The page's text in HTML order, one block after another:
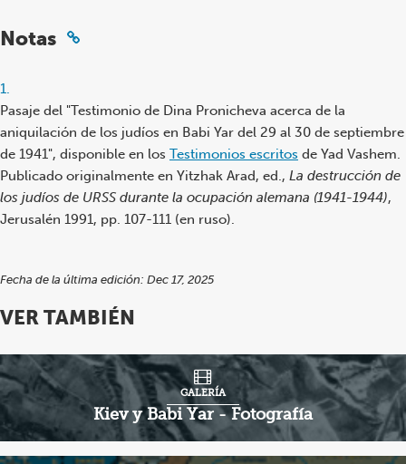
Notas
Footnote
reference
1.
Pasaje del "Testimonio de Dina Pronicheva acerca de la
aniquilación de los judíos en Babi Yar del 29 al 30 de septiembre
de 1941", disponible en los Testimonios escritos de Yad Vashem.
Publicado originalmente en Yitzhak Arad, ed., La destrucción de
los judíos de URSS durante la ocupación alemana (1941-1944),
Jerusalén 1991, pp. 107-111 (en ruso).
Fecha de la última edición: Dec 17, 2025
VER TAMBIÉN
Kiev y Babi Yar - Fotografía
GALERÍA